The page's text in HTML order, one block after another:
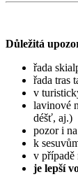
Důležitá
řada
řada tras
v
lavinové
déšť, aj.)
pozor i
k
v případě
je lepší